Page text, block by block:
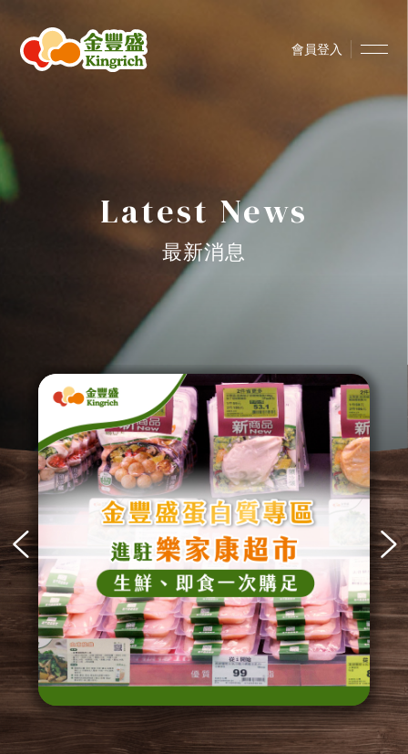
會員登入
Latest News
最新消息